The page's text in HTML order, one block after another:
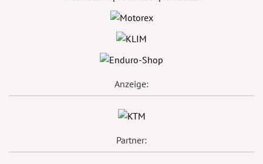
Anzeige:
Partner: